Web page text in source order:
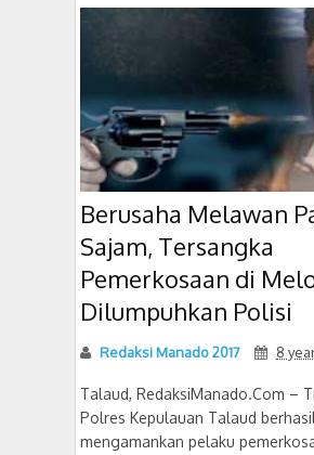
Berusaha Melawan
Sajam, Tersangka
Pemerkosaan di
Dilumpuhkan Polisi
Redaksi Manado 2017 8
Talaud, RedaksiManado.Com –
Polres Kepulauan Talaud berhasil
mengamankan pelaku